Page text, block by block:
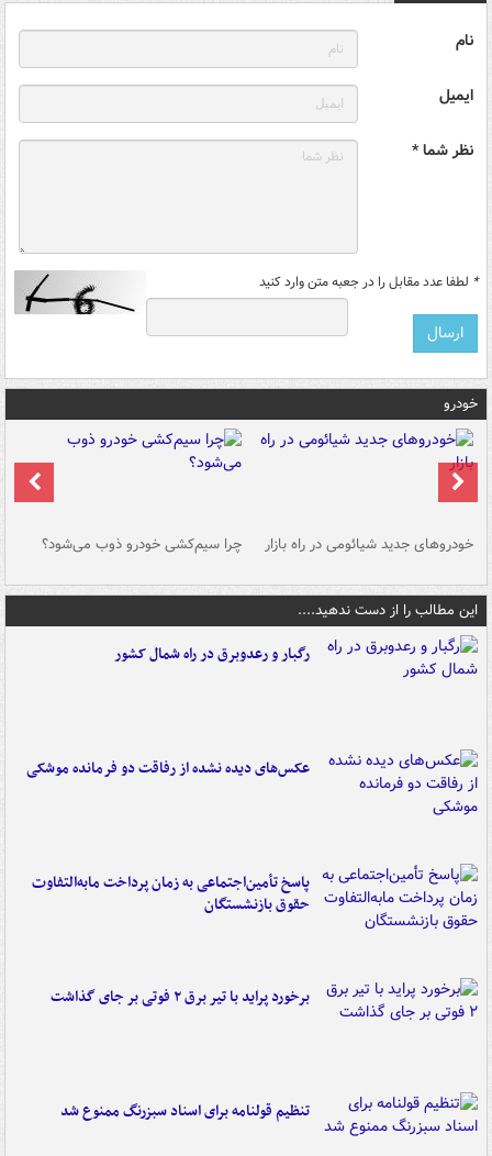
نام
ایمیل
نظر شما *
* لطفا عدد مقابل را در جعبه متن وارد کنید
خودرو
خودروهای جدید شیائومی در راه بازار چرا سیم‌کشی خودرو ذوب می‌شود؟
این مطالب را از دست ندهید....
رگبار و رعدوبرق در راه شمال کشور
عکس‌های دیده نشده از رفاقت دو فرمانده‌ موشکی
پاسخ تأمین‌اجتماعی به زمان پرداخت مابه‌التفاوت
حقوق بازنشستگان
برخورد پراید با تیر برق ۲ فوتی بر جای گذاشت
تنظیم قولنامه برای اسناد سبزرنگ ممنوع شد